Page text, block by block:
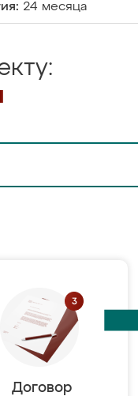
24 месяца
Договор